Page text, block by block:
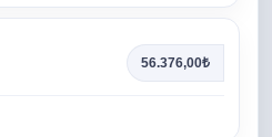
56.376,00₺